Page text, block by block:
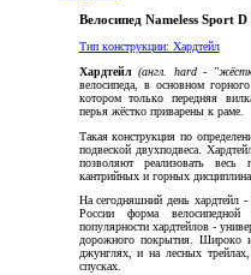
Велосипед Nameless Sport
Тип конструкции: Хардтейл
Хардтейл (англ. hard -
велосипеда, в основном
котором только передняя
перья жёстко приварены к раме.
Такая конструкция по
подвеской двухподвеса.
позволяют реализовать
кантрийных и горных
На сегодняшний день хардтейл -
России форма
популярности хардтейлов -
дорожного покрытия. Широко
джунглях, и на лесных
спусках.